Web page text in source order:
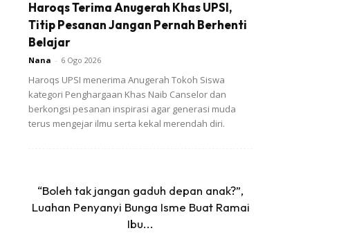
Haroqs Terima Anugerah Khas UPSI,
Titip Pesanan Jangan Pernah Berhenti
Belajar
Nana - 6 Ogo 2026
Haroqs UPSI menerima Anugerah Tokoh Siswa
kategori Penghargaan Khas Naib Canselor dan
berkongsi pesanan inspirasi agar generasi muda
terus mengejar ilmu serta kekal merendah diri.
“Boleh tak jangan gaduh depan anak?”,
Luahan Penyanyi Bunga Isme Buat Ramai
Ibu...